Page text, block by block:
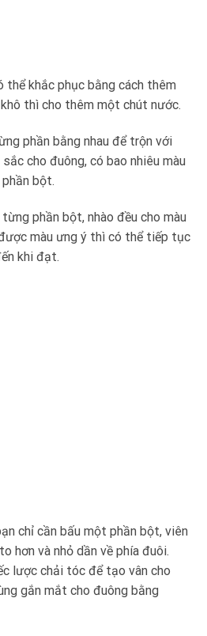
thể khắc phục bằng cách thêm
thì cho thêm một chút nước.
phần bằng nhau để trộn với
cho đuông, có bao nhiêu màu
bột.
phần bột, nhào đều cho màu
màu ưng ý thì có thể tiếp tục
khi đạt.
chỉ cần bấu một phần bột, viên
hơn và nhỏ dần về phía đuôi.
lược chải tóc để tạo vân cho
gắn mắt cho đuông bằng